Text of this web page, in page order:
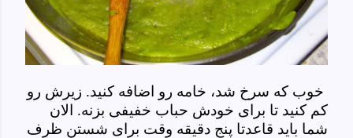
خوب که سرخ شد، خامه رو اضافه کنید. زیرش رو
کم کنید تا برای خودش حباب خفیفی بزنه. الان
شما باید قاعدتا پنج دقیقه وقت برای شستن ظرف